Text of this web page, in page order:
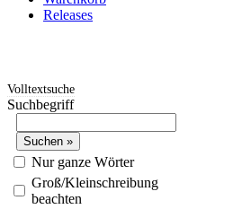
Releases
Volltextsuche
Suchbegriff
Nur ganze Wörter
Groß/Kleinschreibung
beachten